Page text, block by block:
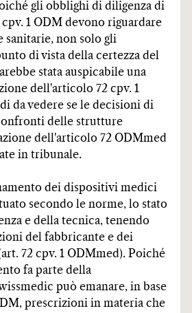
gli obblighi di diligenza di
1 ODM devono riguardare
sanitarie, non solo gli
di vista della certezza del
stata auspicabile una
dell'articolo 72 cpv. 1
da vedere se le decisioni di
delle strutture
dell'articolo 72 ODMmed
in tribunale.
dei dispositivi medici
secondo le norme, lo stato
e della tecnica, tenendo
del fabbricante e dei
72 cpv. 1 ODMmed). Poiché
fa parte della
può emanare, in base
prescrizioni in materia che